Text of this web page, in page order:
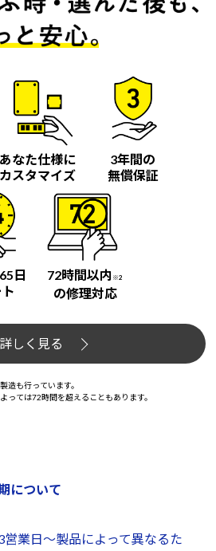
あなた仕様に
カスタマイズ
3年間の
無償保証
日
72時間以内 ※2
の修理対応
詳しく見る
造も行っています。
っては72時間を超えることもあります。
について
業日～製品によって異なるた